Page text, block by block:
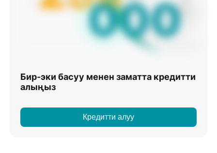
Бир-эки басуу менен заматта кредитти
алыңыз
Кредитти алуу